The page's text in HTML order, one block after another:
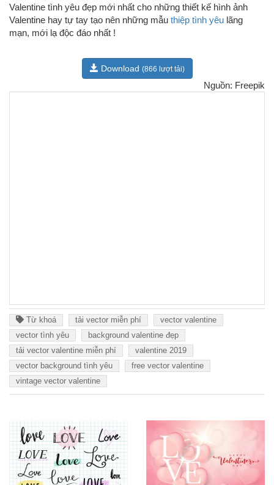
Valentine tình yêu đẹp mới nhất cho những thiết kế hình ảnh
Valentine hay tự tay tạo nên những mẫu thiệp tình yêu lãng
mạn, mới lạ độc đáo nhất !
Download (866 lượt tải)
Nguồn: Freepik
Từ khoá tải vector miễn phí
vector valentine
vector tình yêu
background valentine đẹp
tải vector valentine miễn phí
valentine 2019
vector background tình yêu
free vector valentine
vintage vector valentine